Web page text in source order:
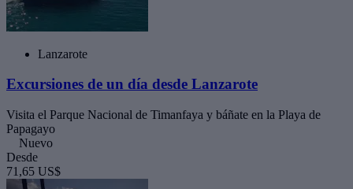
Lanzarote
Excursiones de un día desde Lanzarote
Visita el Parque Nacional de Timanfaya y báñate en la Playa de
Papagayo
Nuevo
Desde
71,65 US$